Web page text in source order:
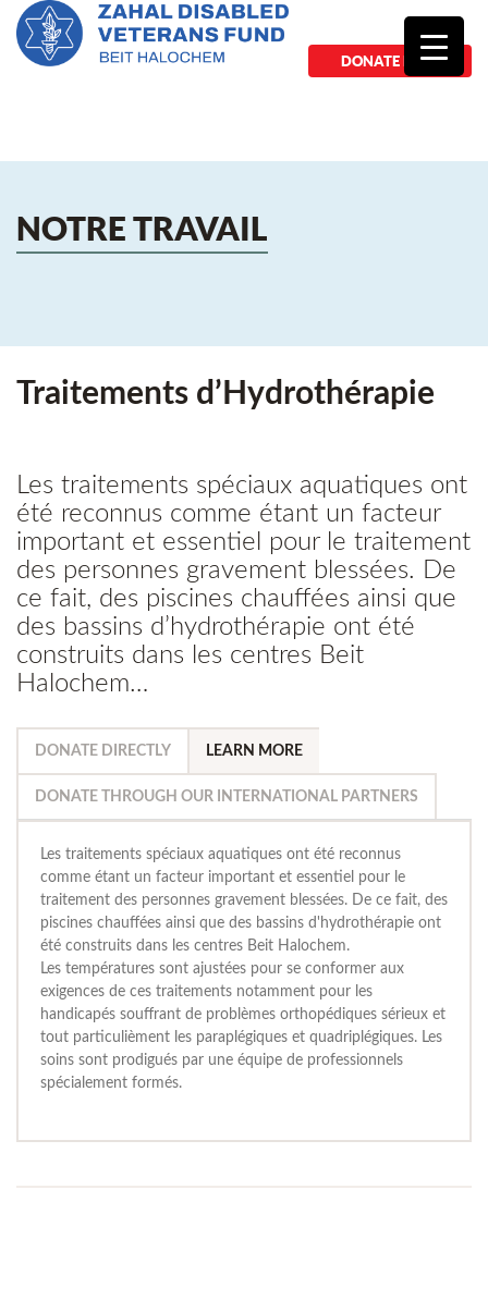
DONATE NOW
NOTRE TRAVAIL
Traitements d’Hydrothérapie
Les traitements spéciaux aquatiques ont
été reconnus comme étant un facteur
important et essentiel pour le traitement
des personnes gravement blessées. De
ce fait, des piscines chauffées ainsi que
des bassins d’hydrothérapie ont été
construits dans les centres Beit
Halochem…
DONATE DIRECTLY LEARN MORE
DONATE THROUGH OUR INTERNATIONAL PARTNERS
Les traitements spéciaux aquatiques ont été reconnus
comme étant un facteur important et essentiel pour le
traitement des personnes gravement blessées. De ce fait, des
piscines chauffées ainsi que des bassins d'hydrothérapie ont
été construits dans les centres Beit Halochem.
Les températures sont ajustées pour se conformer aux
exigences de ces traitements notamment pour les
handicapés souffrant de problèmes orthopédiques sérieux et
tout particulièment les paraplégiques et quadriplégiques. Les
soins sont prodigués par une équipe de professionnels
spécialement formés.